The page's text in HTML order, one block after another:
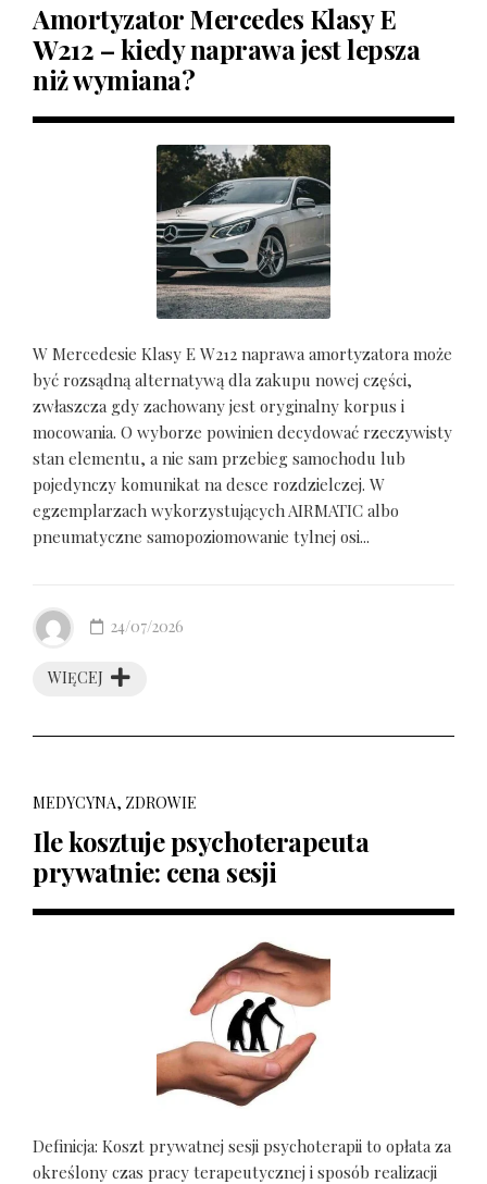
Amortyzator Mercedes Klasy E
W212 – kiedy naprawa jest lepsza
niż wymiana?
W Mercedesie Klasy E W212 naprawa amortyzatora może
być rozsądną alternatywą dla zakupu nowej części,
zwłaszcza gdy zachowany jest oryginalny korpus i
mocowania. O wyborze powinien decydować rzeczywisty
stan elementu, a nie sam przebieg samochodu lub
pojedynczy komunikat na desce rozdzielczej. W
egzemplarzach wykorzystujących AIRMATIC albo
pneumatyczne samopoziomowanie tylnej osi...
WIĘCEJ
24/07/2026
MEDYCYNA, ZDROWIE
Ile kosztuje psychoterapeuta
prywatnie: cena sesji
Definicja: Koszt prywatnej sesji psychoterapii to opłata za
określony czas pracy terapeutycznej i sposób realizacji